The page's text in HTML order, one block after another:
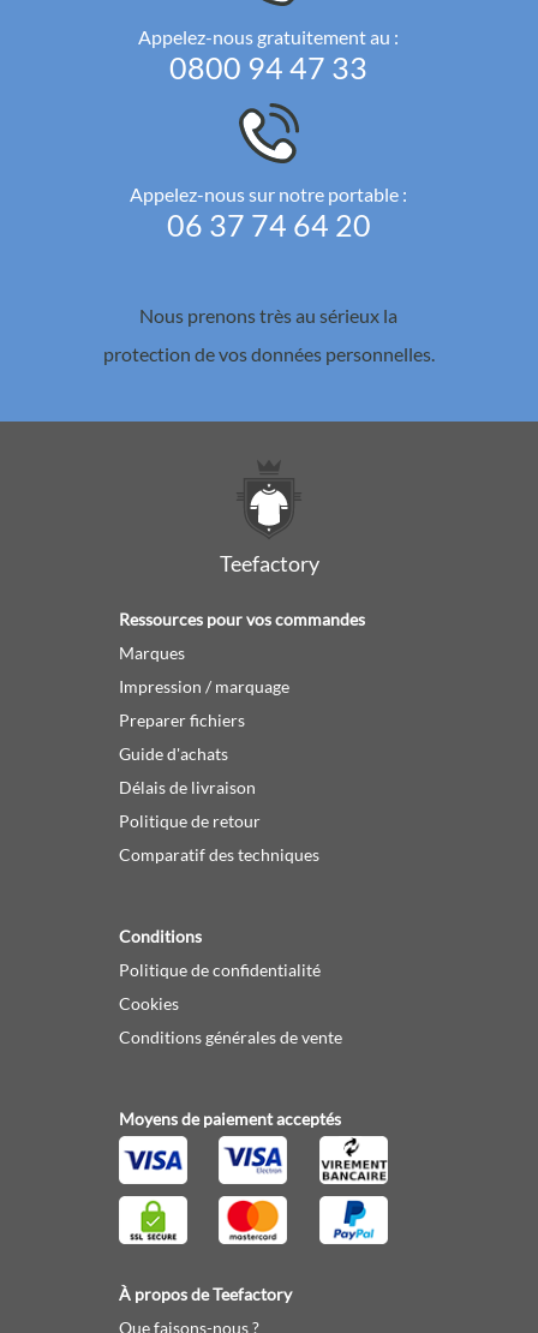
Appelez-nous gratuitement au :
0800 94 47 33
Appelez-nous sur notre portable :
06 37 74 64 20
Nous prenons très au sérieux la
protection de vos données personnelles.
Teefactory
Ressources pour vos commandes
Marques
Impression / marquage
Preparer fichiers
Guide d'achats
Délais de livraison
Politique de retour
Comparatif des techniques
Conditions
Politique de confidentialité
Cookies
Conditions générales de vente
Moyens de paiement acceptés
À propos de Teefactory
Que faisons-nous ?